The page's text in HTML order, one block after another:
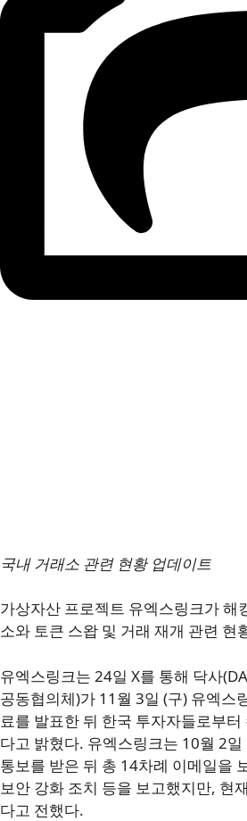
국내 거래소 관련 현황 업데이트
가상자산 프로젝트 유엑스링크가 해
소와 토큰 스왑 및 거래 재개 관련 현
유엑스링크는 24일 X를 통해 닥사
공동협의체)가 11월 3일 (구) 유엑스
료를 발표한 뒤 한국 투자자들로부
다고 밝혔다. 유엑스링크는 10월 2
통보를 받은 뒤 총 14차례 이메일을
보안 강화 조치 등을 보고했지만, 현
다고 전했다.